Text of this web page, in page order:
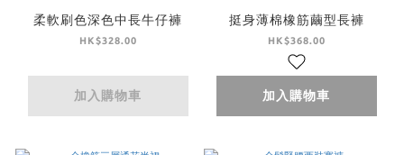
柔軟刷色深色中長牛仔褲
HK$328.00
加入購物車
挺身薄棉橡筋繭型長褲
HK$368.00
加入購物車